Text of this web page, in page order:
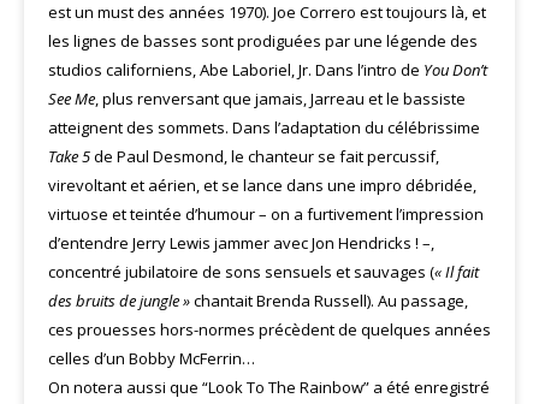
est un must des années 1970). Joe Correro est toujours là, et
les lignes de basses sont prodiguées par une légende des
studios californiens, Abe Laboriel, Jr. Dans l’intro de You Don’t
See Me, plus renversant que jamais, Jarreau et le bassiste
atteignent des sommets. Dans l’adaptation du célébrissime
Take5de Paul Desmond, le chanteur se fait percussif,
virevoltant et aérien, et se lance dans une impro débridée,
virtuose et teintée d’humour – on a furtivement l’impression
d’entendre Jerry Lewis jammer avec Jon Hendricks ! –,
concentré jubilatoire de sons sensuels et sauvages (« Il fait
des bruits de jungle »chantait Brenda Russell). Au passage,
ces prouesses hors-normes précèdent de quelques années
celles d’un Bobby McFerrin…
On notera aussi que “Look To The Rainbow” a été enregistré